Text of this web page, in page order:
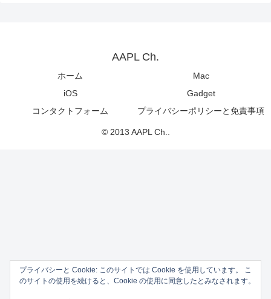
AAPL Ch.
ホーム
Mac
iOS
Gadget
コンタクトフォーム
プライバシーポリシーと免責事項
© 2013 AAPL Ch..
プライバシーと Cookie: このサイトでは Cookie を使用しています。 こ
のサイトの使用を続けると、Cookie の使用に同意したとみなされます。